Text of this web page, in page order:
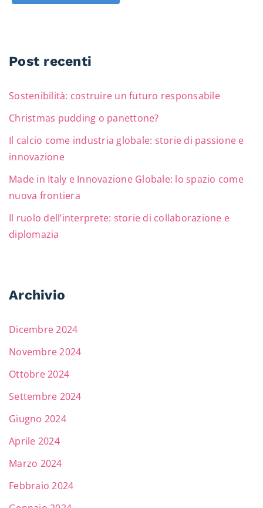
Post recenti
Sostenibilità: costruire un futuro responsabile
Christmas pudding o panettone?
Il calcio come industria globale: storie di passione e
innovazione
Made in Italy e Innovazione Globale: lo spazio come
nuova frontiera
Il ruolo dell’interprete: storie di collaborazione e
diplomazia
Archivio
Dicembre 2024
Novembre 2024
Ottobre 2024
Settembre 2024
Giugno 2024
Aprile 2024
Marzo 2024
Febbraio 2024